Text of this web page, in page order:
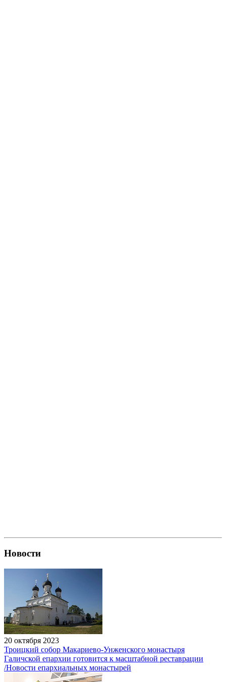
Новости
20 октября 2023
Троицкий собор Макариево-Унженского монастыря
Галичской епархии готовится к масштабной реставрации
/Новости епархиальных монастырей